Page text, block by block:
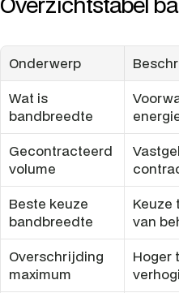
Onderwerp
Wat is
bandbreedte
Gecontracteerd
volume
Beste keuze
bandbreedte
Keuze
van
Overschrijding
maximum
Hoger